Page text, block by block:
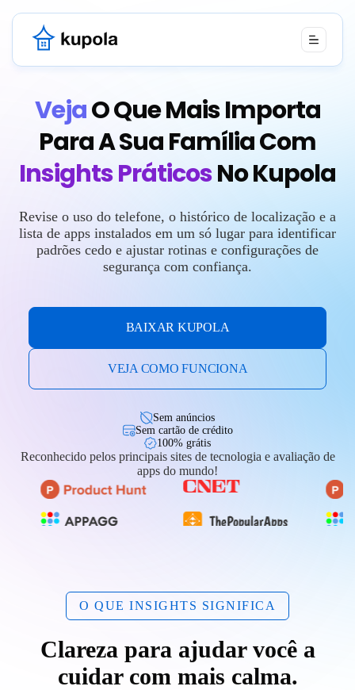
VejaO Que Mais Importa
Para A Sua Família Com
Insights PráticosNo Kupola
Revise o uso do telefone, o histórico de localização e a
lista de apps instalados em um só lugar para identificar
padrões cedo e ajustar rotinas e configurações de
segurança com confiança.
BAIXAR KUPOLA
VEJA COMO FUNCIONA
Sem anúncios
Sem cartão de crédito
100% grátis
Reconhecido pelos principais sites de tecnologia e avaliação de
apps do mundo!
O QUE INSIGHTS SIGNIFICA
Clareza para ajudar você a
cuidar com mais calma.